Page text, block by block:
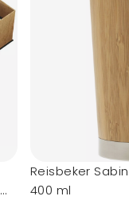
Reisbeker
400 ml